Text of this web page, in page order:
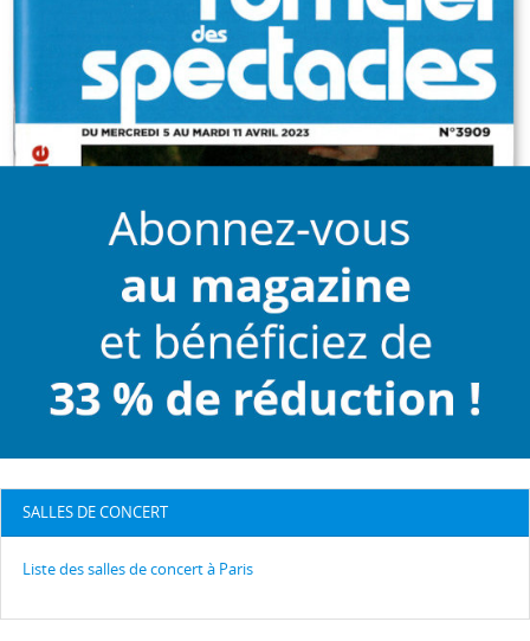
SALLES DE CONCERT
Liste des salles de concert à Paris